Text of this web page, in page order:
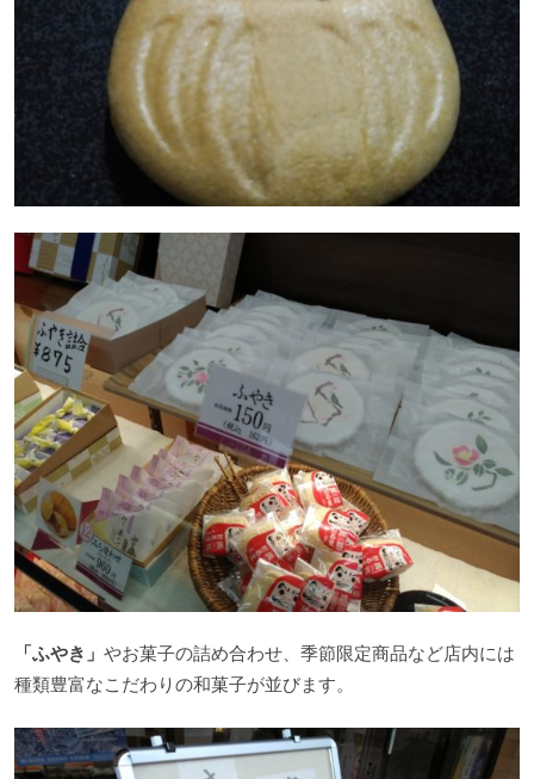
「ふやき」 やお菓子の詰め合わせ、季節限定商品など店内には
種類豊富なこだわりの和菓子が並びます。